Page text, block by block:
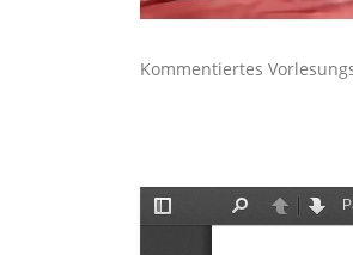
Kommentiertes